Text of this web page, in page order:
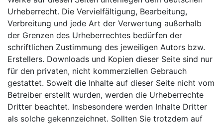
Urheberrecht. Die Vervielfältigung, Bearbeitung,
Verbreitung und jede Art der Verwertung außerhalb
der Grenzen des Urheberrechtes bedürfen der
schriftlichen Zustimmung des jeweiligen Autors bzw.
Erstellers. Downloads und Kopien dieser Seite sind nur
für den privaten, nicht kommerziellen Gebrauch
gestattet. Soweit die Inhalte auf dieser Seite nicht vom
Betreiber erstellt wurden, werden die Urheberrechte
Dritter beachtet. Insbesondere werden Inhalte Dritter
als solche gekennzeichnet. Sollten Sie trotzdem auf